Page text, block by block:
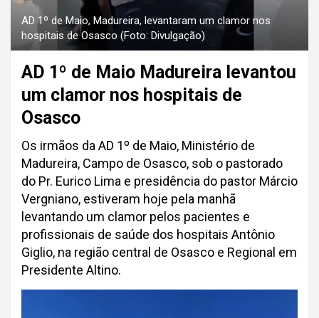
AD 1º de Maio, Madureira, levantaram um clamor nos
hospitais de Osasco (Foto: Divulgação)
AD 1º de Maio Madureira levantou
um clamor nos hospitais de
Osasco
Os irmãos da AD 1º de Maio, Ministério de
Madureira, Campo de Osasco, sob o pastorado
do Pr. Eurico Lima e presidência do pastor Márcio
Vergniano, estiveram hoje pela manhã
levantando um clamor pelos pacientes e
profissionais de saúde dos hospitais Antônio
Giglio, na região central de Osasco e Regional em
Presidente Altino.